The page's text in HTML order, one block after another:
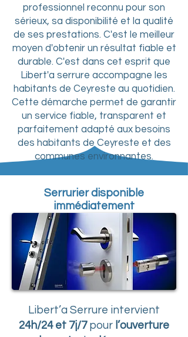
professionnel reconnu pour son
sérieux, sa disponibilité et la qualité
de ses prestations. C'est le meilleur
moyen d'obtenir un résultat fiable et
durable. C'est dans cet esprit que
Libert'a serrure accompagne les
habitants de Ceyreste au quotidien.
Cette démarche permet de garantir
un service fiable, transparent et
parfaitement adapté aux besoins
des habitants de Ceyreste et des
communes environnantes.
Serrurier disponible
immédiatement
Libert’a Serrure intervient
24h/24 et 7j/7pour l’ouverture